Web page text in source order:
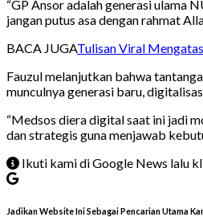
“GP Ansor adalah generasi ulama
jangan putus asa dengan rahmat
BACA JUGATulisan Viral
Fauzul melanjutkan bahwa
munculnya generasi baru,
“Medsos diera digital saat ini jadi
dan strategis guna menjawab
Ikuti kami di Google News lalu
Jadikan Website Ini Sebagai Pencarian Utama